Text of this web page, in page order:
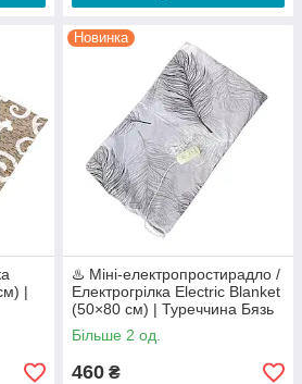
|
Новинка
♨️ Міні-електропростирадло /
Електрогрілка Electric Blanket
(50×80 см) | Туреччина Бязь
Люкс
Більше 2 од.
460 ₴